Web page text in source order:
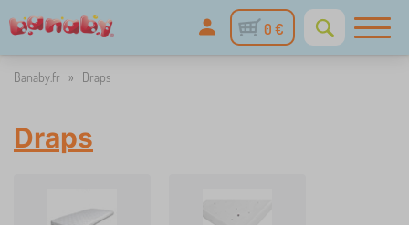
0 €
Banaby.fr » Draps
Draps